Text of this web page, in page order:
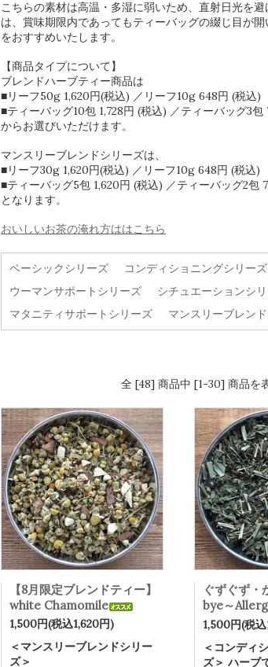
こちらの素材は高温・多湿に弱いため、直射日光を
は、賞味期限内であってもティーバッグの綴じ目が
をおすすめいたします。
【商品タイプについて】
ブレンドハーブティー商品は
■リーフ50g 1,620円(税込) ／リーフ10g 648円 (税込)
■ティーバッグ10包 1,728円 (税込) ／ティーバッグ3包
からお選びいただけます。
マンスリーブレンドシリーズは、
■リーフ30g 1,620円(税込) ／リーフ10g 648円 (税込)
■ティーバッグ5包 1,620円 (税込) ／ティーバッグ2包
となります。
おいしいお茶の淹れ方ははこちら
ベーシックシリーズ コンディショニングシリーズ
ウーマンサポートシリーズ
シチュエーションシ
マタニティサポートシリーズ
マンスリーブレン
全 [48] 商品中 [1-30] 商品を
【8月限定ブレンドティー】
white Chamomile
1,500円(税込1,620円)
＜マンスリーブレンドシリー
ズ＞
ぐずぐず
bye～
1,500円(税
＜コンディ
ズ＞ ハーブ